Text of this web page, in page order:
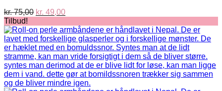
kr.75,00 Den
pris
var:
kr. 75,00.
kr. 49,00Den
pris
er:
kr. 49,00.
Tilbud!